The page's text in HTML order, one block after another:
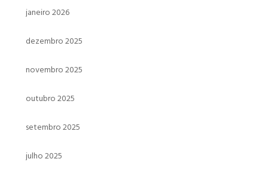
janeiro 2026
dezembro 2025
novembro 2025
outubro 2025
setembro 2025
julho 2025